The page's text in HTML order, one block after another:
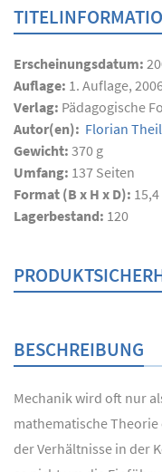
Erscheinungsdatum:
Auflage: 1. Auflage,
Verlag: Pädagogische
Autor(en): Florian
Gewicht: 370 g
Umfang: 137 Seiten
Format (B x H x D):
Lagerbestand: 120
BESCHREIBUNG
Mechanik wird oft nur
mathematische
der Verhältnisse in der